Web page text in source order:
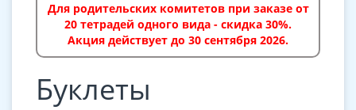
Для родительских комитетов при заказе от
20 тетрадей одного вида - скидка 30%.
Акция действует до 30 сентября 2026.
Буклеты